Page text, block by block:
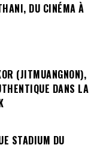
DU CINÉMA À
(JITMUANGNON),
DANS LA
STADIUM DU